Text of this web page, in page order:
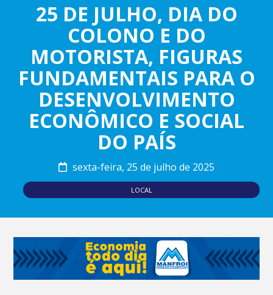
25 DE JULHO, DIA DO
COLONO E DO
MOTORISTA, FIGURAS
FUNDAMENTAIS PARA O
DESENVOLVIMENTO
ECONÔMICO E SOCIAL
DO PAÍS
sexta-feira, 25 de julho de 2025
LOCAL